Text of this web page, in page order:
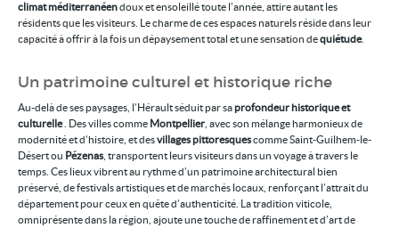
climat méditerranéendoux et ensoleillé toute l’année, attire autant les
résidents que les visiteurs. Le charme de ces espaces naturels réside dans leur
capacité à offrir à la fois un dépaysement total et une sensation dequiétude.
Un patrimoine culturel et historique riche
Au-delà de ses paysages, l’Hérault séduit par saprofondeur historique et
culturelle . Des villes comme Montpellier, avec son mélange harmonieux de
modernité et d’histoire, et desvillages pittoresquescomme Saint-Guilhem-le-
Désert ou Pézenas, transportent leurs visiteurs dans un voyage à travers le
temps. Ces lieux vibrent au rythme d’un patrimoine architectural bien
préservé, de festivals artistiques et de marchés locaux, renforçant l’attrait du
département pour ceux en quête d’authenticité. La tradition viticole,
omniprésente dans la région, ajoute une touche de raffinement et d’art de